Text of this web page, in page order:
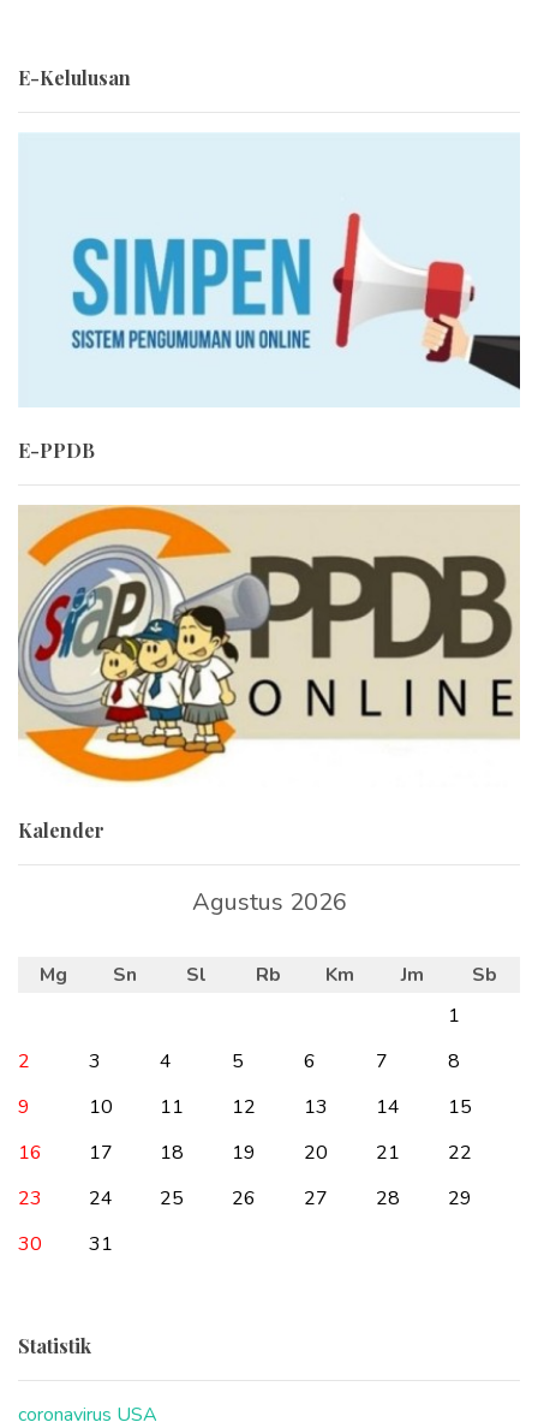
E-Kelulusan
E-PPDB
Kalender
Agustus 2026
Mg Sn Sl Rb Km Jm
Sb
1
2
3 4 5 6 7
8
9
10 11 12 13 14
15
16
17 18 19 20 21
22
23
24 25 26 27 28
29
30
31
Statistik
coronavirus USA